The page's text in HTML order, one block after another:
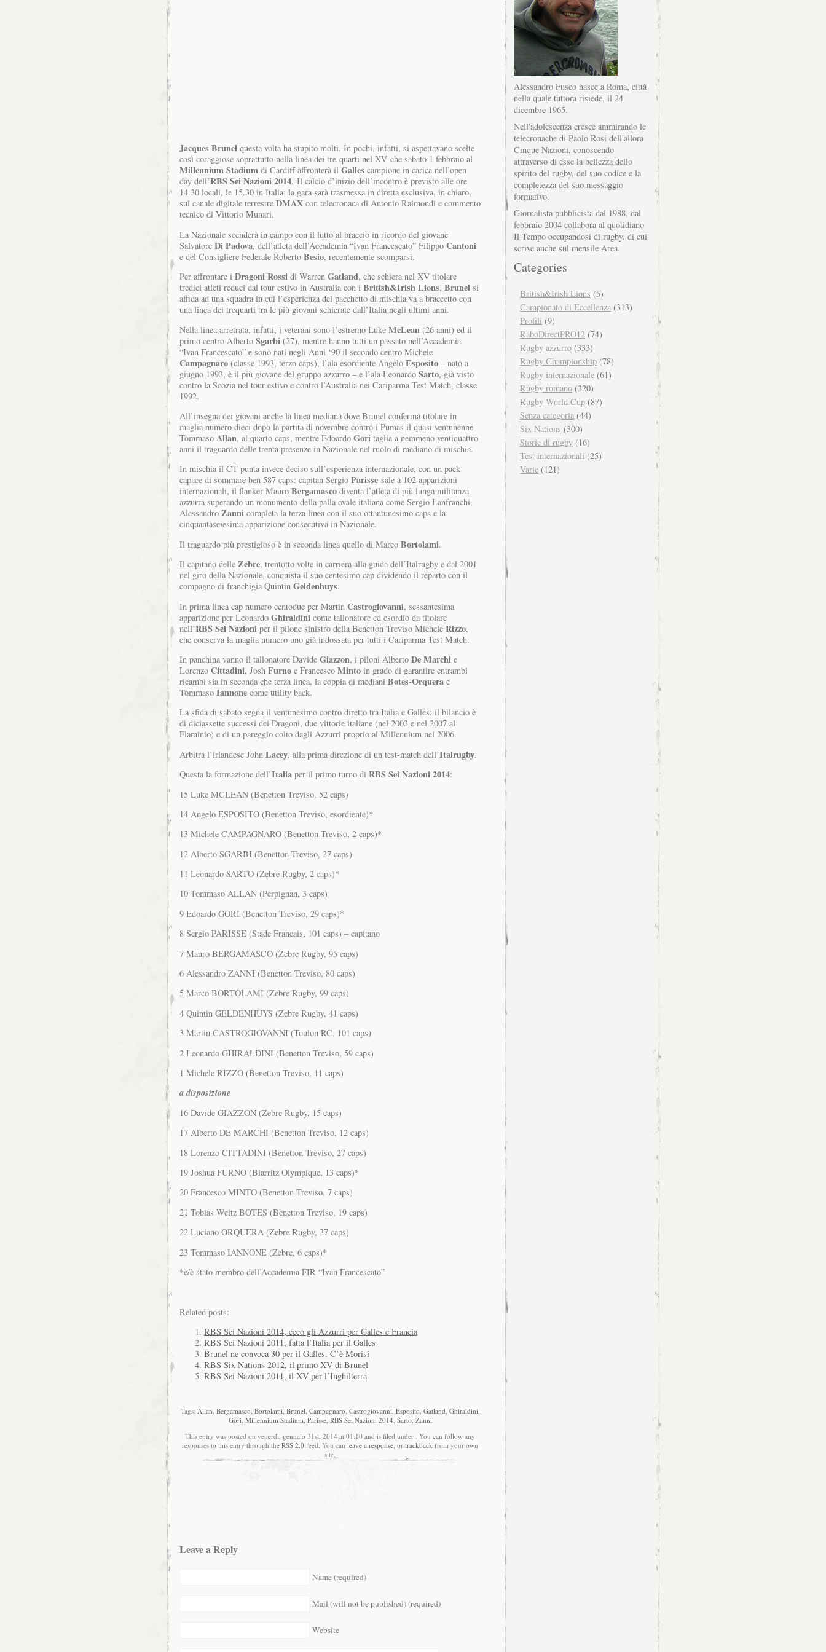
Jacques Brunel questa volta ha stupito molti. In pochi, infatti, si aspettavano scelte
così coraggiose soprattutto nella linea dei tre-quarti nel XV che sabato 1 febbraio al
Millennium Stadium di Cardiff affronterà il Galles campione in carica nell’open
day dell’RBS SeiNazioni 2014. Il calcio d’inizio dell’incontro è previsto alle ore
14.30 locali, le 15.30 in Italia: la gara sarà trasmessa in diretta esclusiva, in chiaro,
sul canale digitale terrestre DMAX con telecronaca di Antonio Raimondi e commento
tecnico di Vittorio Munari.
La Nazionale scenderà in campo con il lutto al braccio in ricordo del giovane
Salvatore Di Padova, dell’atleta dell’Accademia “Ivan Francescato” Filippo Cantoni
e del Consigliere Federale Roberto Besio, recentemente scomparsi.
Per affrontare i Dragoni Rossi di Warren Gatland, che schiera nel XV titolare
tredici atleti reduci dal tour estivo in Australia con i British&Irish Lions, Brunel si
affida ad una squadra in cui l’esperienza del pacchetto di mischia va a braccetto con
una linea dei trequarti tra le più giovani schierate dall’Italia negli ultimi anni.
Nella linea arretrata, infatti, i veterani sono l’estremo Luke McLean (26 anni) ed il
primo centro Alberto Sgarbi (27), mentre hanno tutti un passato nell’Accademia
“Ivan Francescato” e sono nati negli Anni ‘90 il secondo centro Michele
Campagnaro (classe 1993, terzo caps), l’ala esordiente Angelo Esposito – nato a
giugno 1993, è il più giovane del gruppo azzurro – e l’ala Leonardo Sarto, già visto
contro la Scozia nel tour estivo e contro l’Australia nei Cariparma Test Match, classe
1992.
All’insegna dei giovani anche la linea mediana dove Brunel conferma titolare in
maglia numero dieci dopo la partita di novembre contro i Pumas il quasi ventunenne
Tommaso Allan, al quarto caps, mentre Edoardo Gori taglia a nemmeno ventiquattro
anni il traguardo delle trenta presenze in Nazionale nel ruolo di mediano di mischia.
In mischia il CT punta invece deciso sull’esperienza internazionale, con un pack
capace di sommare ben 587 caps: capitan Sergio Parisse sale a 102 apparizioni
internazionali, il flanker Mauro Bergamasco diventa l’atleta di più lunga militanza
azzurra superando un monumento della palla ovale italiana come Sergio Lanfranchi,
Alessandro Zanni completa la terza linea con il suo ottantunesimo caps e la
cinquantaseiesima apparizione consecutiva in Nazionale.
Il traguardo più prestigioso è in seconda linea quello di Marco Bortolami.
Il capitano delle Zebre, trentotto volte in carriera alla guida dell’Italrugby e dal 2001
nel giro della Nazionale, conquista il suo centesimo cap dividendo il reparto con il
compagno di franchigia Quintin Geldenhuys.
In prima linea cap numero centodue per Martin Castrogiovanni, sessantesima
apparizione per Leonardo Ghiraldini come tallonatore ed esordio da titolare
nell’RBS Sei Nazioni per il pilone sinistro della Benetton Treviso Michele Rizzo,
che conserva la maglia numero uno già indossata per tutti i Cariparma Test Match.
In panchina vanno il tallonatore Davide Giazzon, i piloni Alberto De Marchi e
Lorenzo Cittadini, Josh Furno e Francesco Minto in grado di garantire entrambi
ricambi sia in seconda che terza linea, la coppia di mediani Botes-Orquera e
Tommaso Iannone come utility back.
La sfida di sabato segna il ventunesimo contro diretto tra Italia e Galles: il bilancio è
di diciassette successi dei Dragoni, due vittorie italiane (nel 2003 e nel 2007 al
Flaminio) e di un pareggio colto dagli Azzurri proprio al Millennium nel 2006.
Arbitra l’irlandese John Lacey, alla prima direzione di un test-match dell’Italrugby.
Questa la formazione dell’Italia per il primo turno di RBS Sei Nazioni 2014:
15 Luke MCLEAN (Benetton Treviso, 52 caps)
14 Angelo ESPOSITO (Benetton Treviso, esordiente)*
13 Michele CAMPAGNARO (Benetton Treviso, 2 caps)*
12 Alberto SGARBI (Benetton Treviso, 27 caps)
11 Leonardo SARTO (Zebre Rugby, 2 caps)*
10 Tommaso ALLAN (Perpignan, 3 caps)
9 Edoardo GORI (Benetton Treviso, 29 caps)*
8 Sergio PARISSE (Stade Francais, 101 caps) – capitano
7 Mauro BERGAMASCO (Zebre Rugby, 95 caps)
6 Alessandro ZANNI (Benetton Treviso, 80 caps)
5 Marco BORTOLAMI (Zebre Rugby, 99 caps)
4 Quintin GELDENHUYS (Zebre Rugby, 41 caps)
3 Martin CASTROGIOVANNI (Toulon RC, 101 caps)
2 Leonardo GHIRALDINI (Benetton Treviso, 59 caps)
1 Michele RIZZO (Benetton Treviso, 11 caps)
a disposizione
16 Davide GIAZZON (Zebre Rugby, 15 caps)
17 Alberto DE MARCHI (Benetton Treviso, 12 caps)
18 Lorenzo CITTADINI (Benetton Treviso, 27 caps)
19 Joshua FURNO (Biarritz Olympique, 13 caps)*
20 Francesco MINTO (Benetton Treviso, 7 caps)
21 Tobias Weitz BOTES (Benetton Treviso, 19 caps)
22 Luciano ORQUERA (Zebre Rugby, 37 caps)
23 Tommaso IANNONE (Zebre, 6 caps)*
*è/è stato membro dell’Accademia FIR “Ivan Francescato”
Related posts:
RBS Sei Nazioni 2014, ecco gli Azzurri per Galles e Francia
RBS Sei Nazioni 2011, fatta l’Italia per il Galles
Brunel ne convoca 30 per il Galles. C’è Morisi
RBS Six Nations 2012, il primo XV di Brunel
RBS Sei Nazioni 2011, il XV per l’Inghilterra
Tags: Allan, Bergamasco, Bortolami, Brunel, Campagnaro, Castrogiovanni, Esposito, Gatland, Ghiraldini,
Gori, Millennium Stadium, Parisse, RBS Sei Nazioni 2014, Sarto, Zanni
This entry was posted on venerdì, gennaio 31st, 2014 at 01:10 and is filed under . You can follow any
responses to this entry through the RSS 2.0 feed. You can leave a response, or trackback from your own
site.
Leave a Reply
Name (required)
Mail (will not be published) (required)
Website
Alessandro Fusco nasce a Roma, città
nella quale tuttora risiede, il 24
dicembre 1965.
Nell'adolescenza cresce ammirando le
telecronache di Paolo Rosi dell'allora
Cinque Nazioni, conoscendo
attraverso di esse la bellezza dello
spirito del rugby, del suo codice e la
completezza del suo messaggio
formativo.
Giornalista pubblicista dal 1988, dal
febbraio 2004 collabora al quotidiano
Il Tempo occupandosi di rugby, di cui
scrive anche sul mensile Area.
Categories
British&Irish Lions (5)
Campionato di Eccellenza (313)
Profili (9)
RaboDirectPRO12 (74)
Rugby azzurro (333)
Rugby Championship (78)
Rugby internazionale (61)
Rugby romano (320)
Rugby World Cup (87)
Senza categoria (44)
Six Nations (300)
Storie di rugby (16)
Test internazionali (25)
Varie (121)